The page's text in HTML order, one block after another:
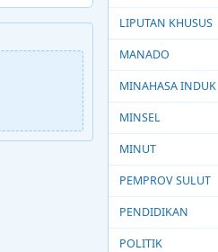
LIPUTAN KHUSUS
MANADO
MINAHASA INDUK
MINSEL
MINUT
PEMPROV SULUT
PENDIDIKAN
POLITIK